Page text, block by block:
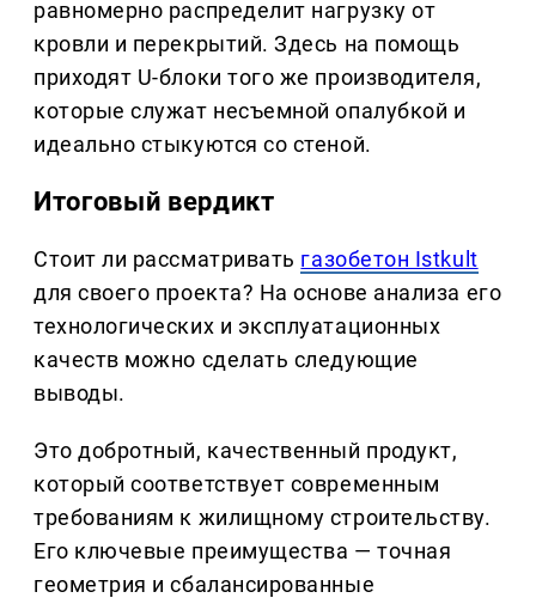
равномерно распределит нагрузку от
кровли и перекрытий. Здесь на помощь
приходят U-блоки того же производителя,
которые служат несъемной опалубкой и
идеально стыкуются со стеной.
Итоговый вердикт
Стоит ли рассматривать газобетон Istkult
для своего проекта? На основе анализа его
технологических и эксплуатационных
качеств можно сделать следующие
выводы.
Это добротный, качественный продукт,
который соответствует современным
требованиям к жилищному строительству.
Его ключевые преимущества — точная
геометрия и сбалансированные